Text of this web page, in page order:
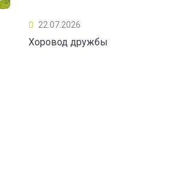
22.07.2026
Хоровод дружбы